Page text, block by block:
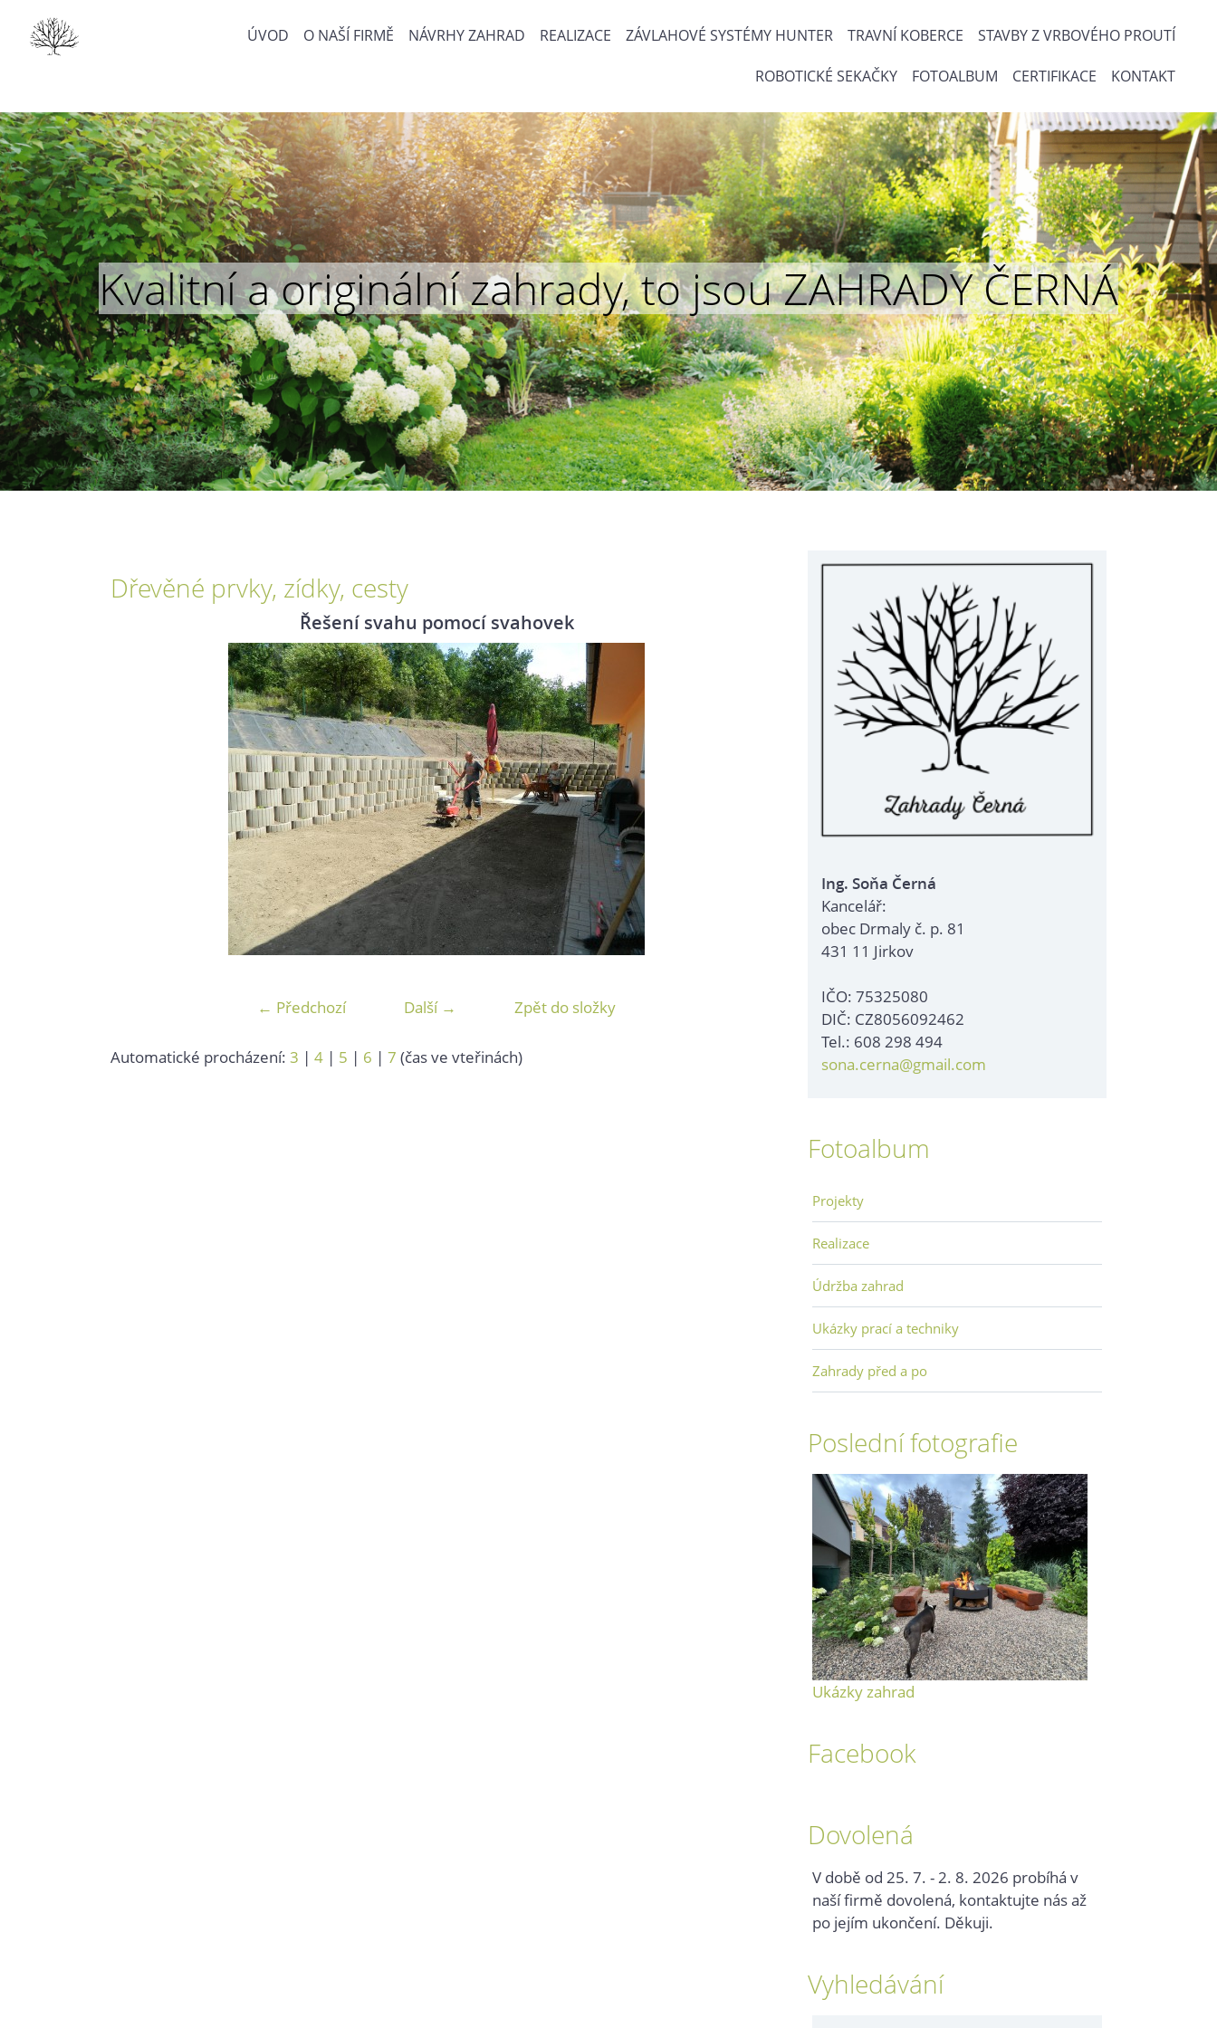
ÚVOD O NAŠÍ FIRMĚ NÁVRHY ZAHRAD REALIZACE ZÁVLAHOVÉ SYSTÉMY HUNTER TRAVNÍ KOBERCE STAVBY Z VRBOVÉHO PROUTÍ
ROBOTICKÉ SEKAČKY FOTOALBUM CERTIFIKACE KONTAKT
Kvalitní a originální zahrady, to jsou ZAHRADY ČERNÁ
Dřevěné prvky, zídky, cesty
Řešení svahu pomocí svahovek
← Předchozí Další → Zpět do složky
Automatické procházení: 3 | 4 | 5 | 6 | 7 (čas ve vteřinách)
Ing. Soňa Černá
Kancelář:
obec Drmaly č. p. 81
431 11 Jirkov
IČO: 75325080
DIČ: CZ8056092462
Tel.: 608 298 494
sona.cerna@gmail.com
Fotoalbum
Projekty
Realizace
Údržba zahrad
Ukázky prací a techniky
Zahrady před a po
Poslední fotografie
Ukázky zahrad
Facebook
Dovolená
V době od 25. 7. - 2. 8. 2026 probíhá v
naší firmě dovolená, kontaktujte nás až
po jejím ukončení. Děkuji.
Vyhledávání